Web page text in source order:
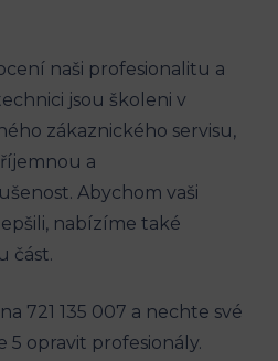
naši profesionalitu a
jsou školeni v
zákaznického servisu,
a
Abychom vaši
nabízíme také
část.
721 135 007 a nechte své
5 opravit profesionály.